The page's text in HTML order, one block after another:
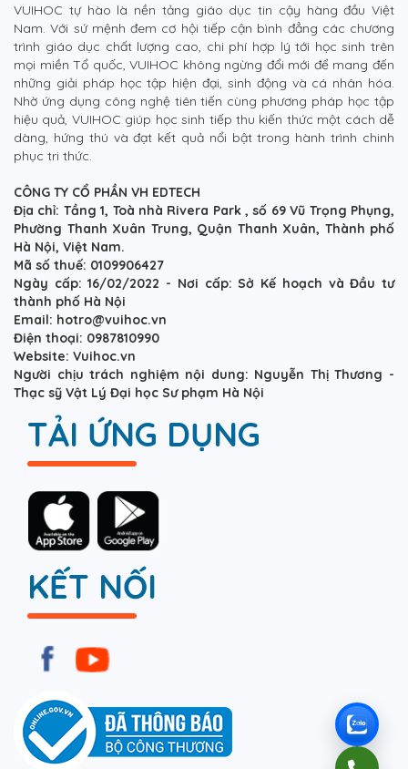
VUIHOC tự hào là nền tảng giáo dục tin cậy hàng đầu Việt
Nam. Với sứ mệnh đem cơ hội tiếp cận bình đẳng các chương
trình giáo dục chất lượng cao, chi phí hợp lý tới học sinh trên
mọi miền Tổ quốc, VUIHOC không ngừng đổi mới để mang đến
những giải pháp học tập hiện đại, sinh động và cá nhân hóa.
Nhờ ứng dụng công nghệ tiên tiến cùng phương pháp học tập
hiệu quả, VUIHOC giúp học sinh tiếp thu kiến thức một cách dễ
dàng, hứng thú và đạt kết quả nổi bật trong hành trình chinh
phục tri thức.
CÔNG TY CỔ PHẦN VH EDTECH
Địa chỉ: Tầng 1, Toà nhà Rivera Park , số 69 Vũ Trọng Phụng,
Phường Thanh Xuân Trung, Quận Thanh Xuân, Thành phố
Hà Nội, Việt Nam.
Mã số thuế: 0109906427
Ngày cấp: 16/02/2022 - Nơi cấp: Sở Kế hoạch và Đầu tư
thành phố Hà Nội
Email: hotro@vuihoc.vn
Điện thoại: 0987810990
Website: Vuihoc.vn
Người chịu trách nghiệm nội dung: Nguyễn Thị Thương -
Thạc sỹ Vật Lý Đại học Sư phạm Hà Nội
TẢI ỨNG DỤNG
KẾT NỐI